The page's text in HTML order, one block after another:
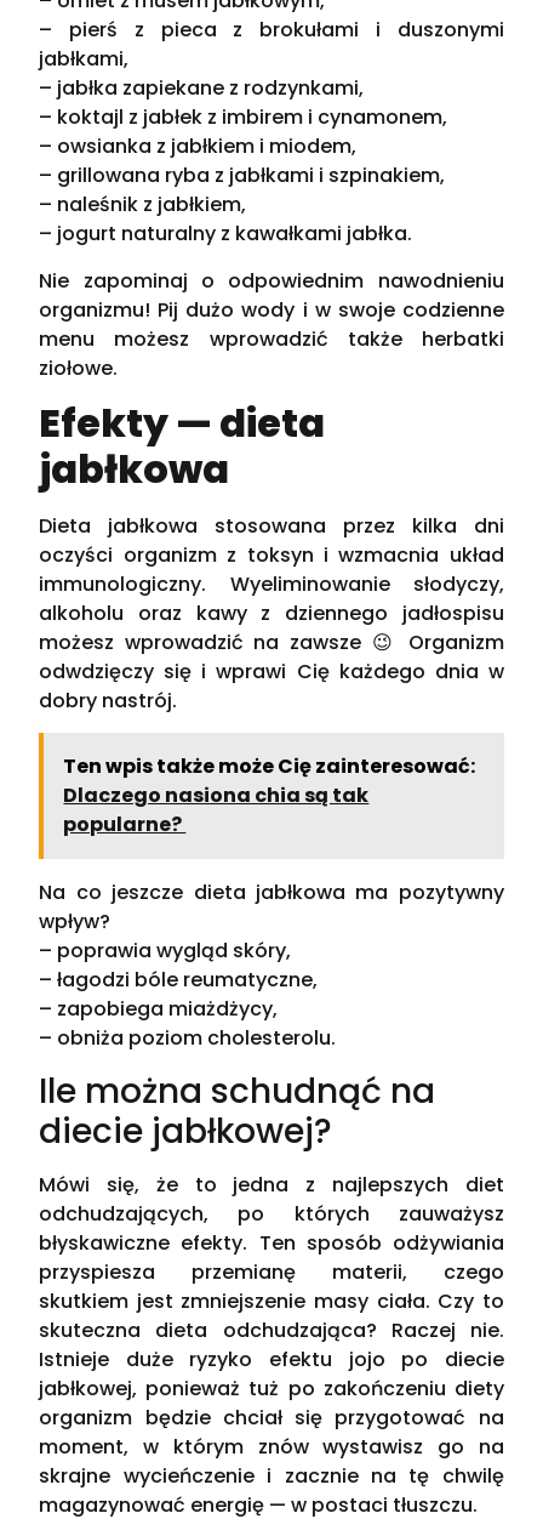
– pierś z pieca z brokułami i duszonymi
jabłkami,
– jabłka zapiekane z rodzynkami,
– koktajl z jabłek z imbirem i cynamonem,
– owsianka z jabłkiem i miodem,
– grillowana ryba z jabłkami i szpinakiem,
– naleśnik z jabłkiem,
– jogurt naturalny z kawałkami jabłka.
Nie zapominaj o odpowiednim nawodnieniu
organizmu! Pij dużo wody i w swoje codzienne
menu możesz wprowadzić także herbatki
ziołowe.
Efekty — dieta
jabłkowa
Dieta jabłkowa stosowana przez kilka dni
oczyści organizm z toksyn i wzmacnia układ
immunologiczny. Wyeliminowanie słodyczy,
alkoholu oraz kawy z dziennego jadłospisu
możesz wprowadzić na zawsze 😉 Organizm
odwdzięczy się i wprawi Cię każdego dnia w
dobry nastrój.
Ten wpis także może Cię zainteresować:
Dlaczego nasiona chia są tak
popularne?
Na co jeszcze dieta jabłkowa ma pozytywny
wpływ?
– poprawia wygląd skóry,
– łagodzi bóle reumatyczne,
– zapobiega miażdżycy,
– obniża poziom cholesterolu.
Ile można schudnąć na
diecie jabłkowej?
Mówi się, że to jedna z najlepszych diet
odchudzających, po których zauważysz
błyskawiczne efekty. Ten sposób odżywiania
przyspiesza przemianę materii, czego
skutkiem jest zmniejszenie masy ciała. Czy to
skuteczna dieta odchudzająca? Raczej nie.
Istnieje duże ryzyko efektu jojo po diecie
jabłkowej, ponieważ tuż po zakończeniu diety
organizm będzie chciał się przygotować na
moment, w którym znów wystawisz go na
skrajne wycieńczenie i zacznie na tę chwilę
magazynować energię — w postaci tłuszczu.